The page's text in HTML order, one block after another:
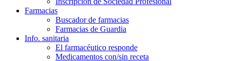
Farmacias
Buscador de farmacias
Farmacias de Guardia
Info. sanitaria
El farmacéutico responde
Medicamentos con/sin receta